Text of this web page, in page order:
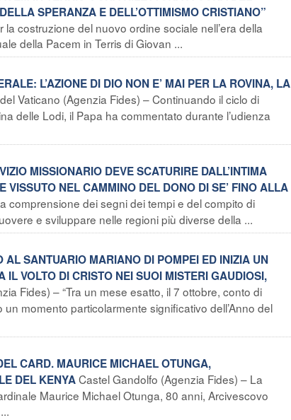
SPERANZA E DELL’OTTIMISMO CRISTIANO”
costruzione del nuovo ordine sociale nell’era della
della Pacem in Terris di Giovan ...
L’AZIONE DI DIO NON E’ MAI PER LA ROVINA, LA
Vaticano (Agenzia Fides) – Continuando il ciclo di
delle Lodi, il Papa ha commentato durante l’udienza
MISSIONARIO DEVE SCATURIRE DALL’INTIMA
VISSUTO NEL CAMMINO DEL DONO DI SE’ FINO ALLA
comprensione dei segni dei tempi e del compito di
e sviluppare nelle regioni più diverse della ...
SANTUARIO MARIANO DI POMPEI ED INIZIA UN
VOLTO DI CRISTO NEI SUOI MISTERI GAUDIOSI,
Fides) – “Tra un mese esatto, il 7 ottobre, conto di
momento particolarmente significativo dell’Anno del
CARD. MAURICE MICHAEL OTUNGA,
DEL KENYACastel Gandolfo (Agenzia Fides) – La
Maurice Michael Otunga, 80 anni, Arcivescovo